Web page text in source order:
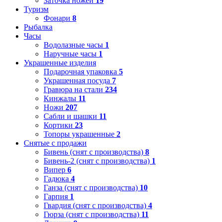
Туризм
Фонари 8
Рыбалка
Часы
Водолазные часы 1
Наручные часы 1
Украшенные изделия
Подарочная упаковка 5
Украшенная посуда 7
Гравюра на стали 234
Кинжалы 11
Ножи 207
Сабли и шашки 11
Кортики 23
Топоры украшенные 2
Снятые с продажи
Бивень (снят с производства) 8
Бивень-2 (снят с производства) 1
Випер 6
Гадюка 4
Ганза (снят с производства) 10
Гарпия 1
Гвардия (снят с производства) 4
Гюрза (снят с производства) 11